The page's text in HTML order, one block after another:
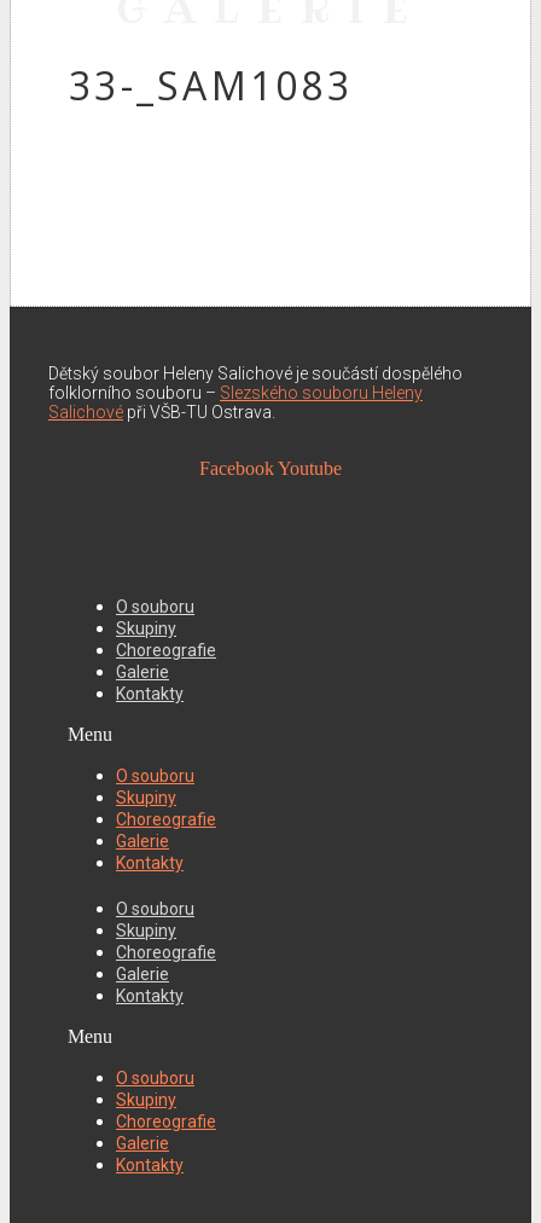
33-_SAM1083
Dětský soubor Heleny Salichové je součástí dospělého
folklorního souboru – Slezského souboru Heleny
Salichové při VŠB-TU Ostrava.
FacebookYoutube
O souboru
Skupiny
Choreografie
Galerie
Kontakty
Menu
O souboru
Skupiny
Choreografie
Galerie
Kontakty
O souboru
Skupiny
Choreografie
Galerie
Kontakty
Menu
O souboru
Skupiny
Choreografie
Galerie
Kontakty